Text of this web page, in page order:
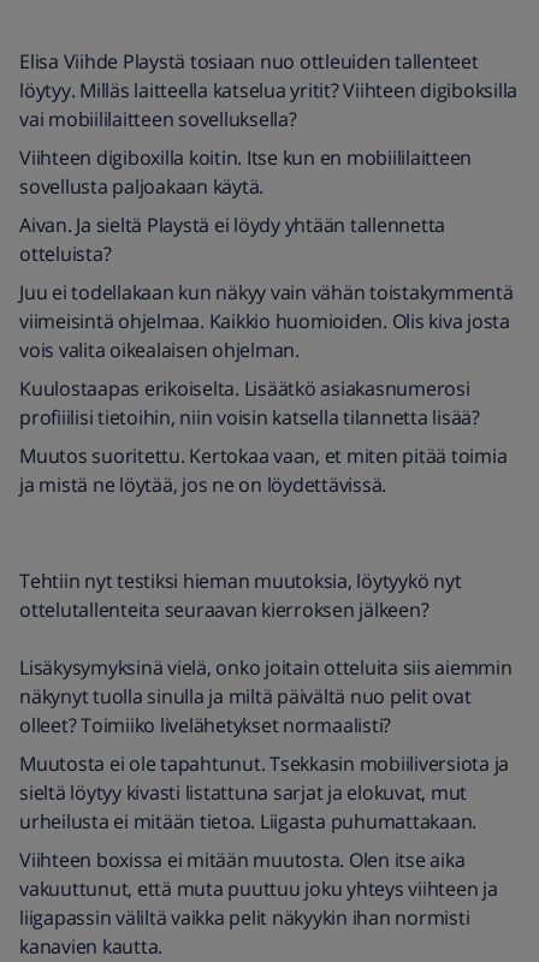
Elisa Viihde Playstä tosiaan nuo ottleuiden tallenteet
löytyy. Milläs laitteella katselua yritit? Viihteen digiboksilla
vai mobiililaitteen sovelluksella?
Viihteen digiboxilla koitin. Itse kun en mobiililaitteen
sovellusta paljoakaan käytä.
Aivan. Ja sieltä Playstä ei löydy yhtään tallennetta
otteluista?
Juu ei todellakaan kun näkyy vain vähän toistakymmentä
viimeisintä ohjelmaa. Kaikkio huomioiden. Olis kiva josta
vois valita oikealaisen ohjelman.
Kuulostaapas erikoiselta. Lisäätkö asiakasnumerosi
profiiilisi tietoihin, niin voisin katsella tilannetta lisää?
Muutos suoritettu. Kertokaa vaan, et miten pitää toimia
ja mistä ne löytää, jos ne on löydettävissä.
Tehtiin nyt testiksi hieman muutoksia, löytyykö nyt
ottelutallenteita seuraavan kierroksen jälkeen?
Lisäkysymyksinä vielä, onko joitain otteluita siis aiemmin
näkynyt tuolla sinulla ja miltä päivältä nuo pelit ovat
olleet? Toimiiko livelähetykset normaalisti?
Muutosta ei ole tapahtunut. Tsekkasin mobiiliversiota ja
sieltä löytyy kivasti listattuna sarjat ja elokuvat, mut
urheilusta ei mitään tietoa. Liigasta puhumattakaan.
Viihteen boxissa ei mitään muutosta. Olen itse aika
vakuuttunut, että muta puuttuu joku yhteys viihteen ja
liigapassin väliltä vaikka pelit näkyykin ihan normisti
kanavien kautta.